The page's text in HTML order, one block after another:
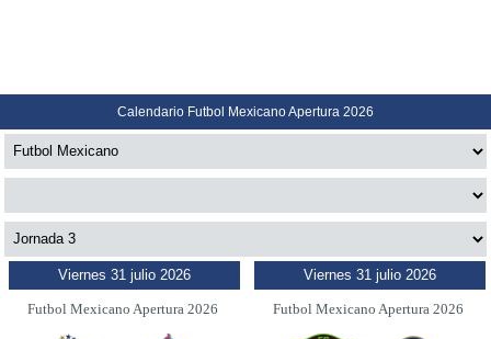
Calendario Futbol Mexicano Apertura 2026
Viernes 31 julio 2026
Futbol Mexicano Apertura 2026
Viernes 31 julio 2026
Futbol Mexicano Apertura 2026